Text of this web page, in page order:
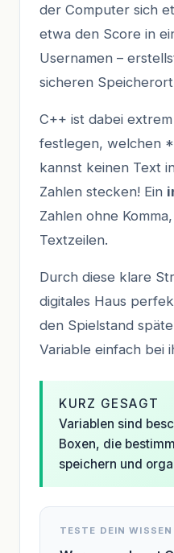
der Computer sich
etwa den Score in
Usernamen –
sicheren
C++ ist dabei
festlegen, welchen
kannst keinen Text
Zahlen stecken! Ein
Zahlen ohne
Textzeilen.
Durch diese klare
digitales Haus
den Spielstand
Variable einfach bei
KURZ GESAGT
Variablen sind
Boxen, die
speichern und
TESTE DEIN WISSEN